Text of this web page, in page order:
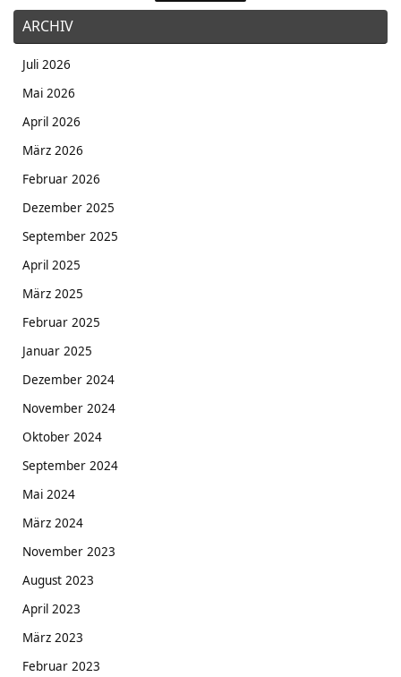
ARCHIV
Juli 2026
Mai 2026
April 2026
März 2026
Februar 2026
Dezember 2025
September 2025
April 2025
März 2025
Februar 2025
Januar 2025
Dezember 2024
November 2024
Oktober 2024
September 2024
Mai 2024
März 2024
November 2023
August 2023
April 2023
März 2023
Februar 2023